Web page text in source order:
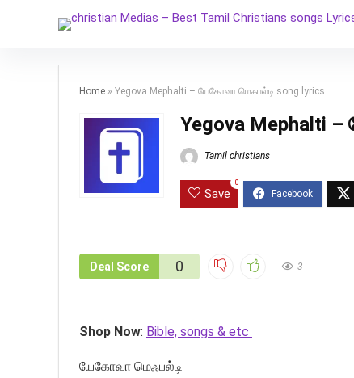
Home » Yegova Mephalti – யேகோவா மெஃபல்டி song lyrics
Yegova Mephalti
Tamil christians
Save
0
Deal Score 0 3
Shop Now: Bible, songs & etc
யேகோவா மெஃபல்டி